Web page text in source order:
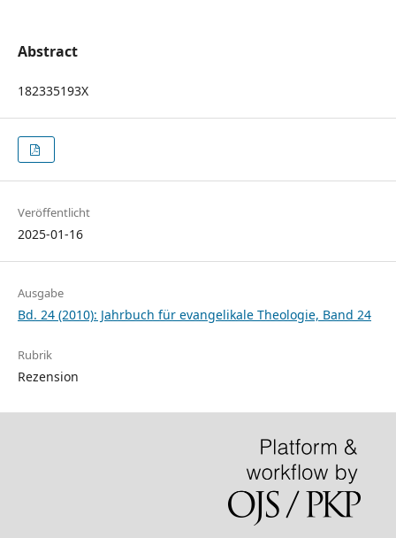
Abstract
182335193X
Veröffentlicht
2025-01-16
Ausgabe
Bd. 24 (2010): Jahrbuch für evangelikale Theologie, Band 24
Rubrik
Rezension